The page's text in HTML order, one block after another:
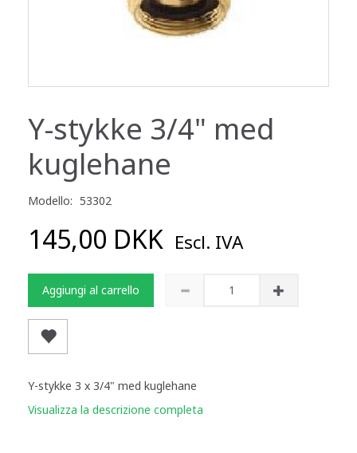
Y-stykke 3/4" med
kuglehane
Modello: 53302
145,00 DKK Escl. IVA
Aggiungi al carrello
Y-stykke 3 x 3/4" med kuglehane
Visualizza la descrizione completa